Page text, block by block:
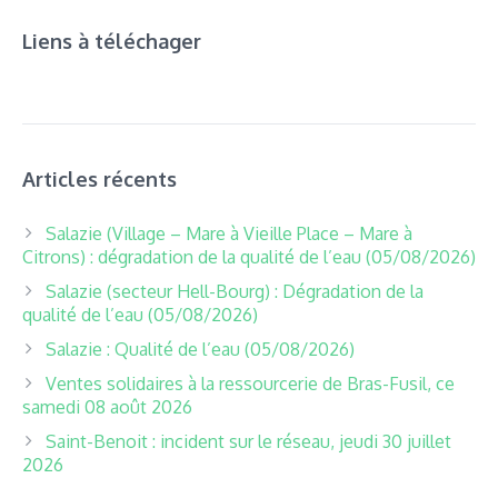
Liens à téléchager
Articles récents
Salazie (Village – Mare à Vieille Place – Mare à
Citrons) : dégradation de la qualité de l’eau (05/08/2026)
Salazie (secteur Hell-Bourg) : Dégradation de la
qualité de l’eau (05/08/2026)
Salazie : Qualité de l’eau (05/08/2026)
Ventes solidaires à la ressourcerie de Bras-Fusil, ce
samedi 08 août 2026
Saint-Benoit : incident sur le réseau, jeudi 30 juillet
2026